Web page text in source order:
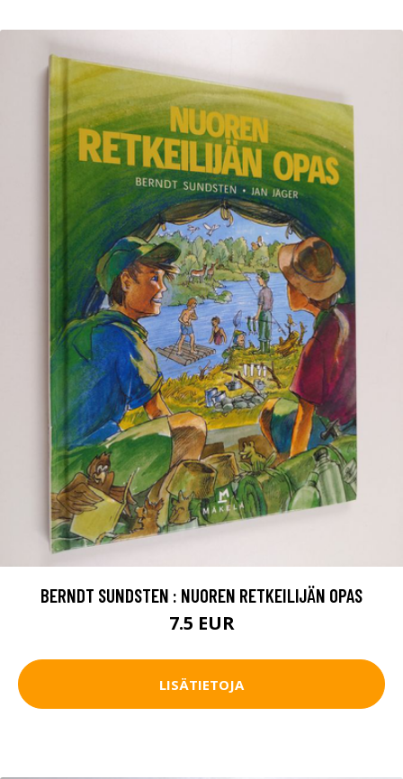
BERNDT SUNDSTEN : NUOREN RETKEILIJÄN OPAS
7.5 EUR
LISÄTIETOJA